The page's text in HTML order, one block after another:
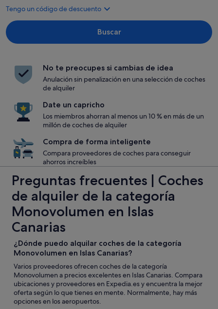
Tengo un código de descuento
Buscar
No te preocupes si cambias de idea
Anulación sin penalización en una selección de coches
de alquiler
Date un capricho
Los miembros ahorran al menos un 10 % en más de un
millón de coches de alquiler
Compra de forma inteligente
Compara proveedores de coches para conseguir
ahorros increíbles
Preguntas frecuentes | Coches
de alquiler de la categoría
Monovolumen en Islas
Canarias
¿Dónde puedo alquilar coches de la categoría
Monovolumen en Islas Canarias?
Varios proveedores ofrecen coches de la categoría
Monovolumen a precios excelentes en Islas Canarias. Compara
ubicaciones y proveedores en Expedia.es y encuentra la mejor
oferta según lo que tienes en mente. Normalmente, hay más
opciones en los aeropuertos.